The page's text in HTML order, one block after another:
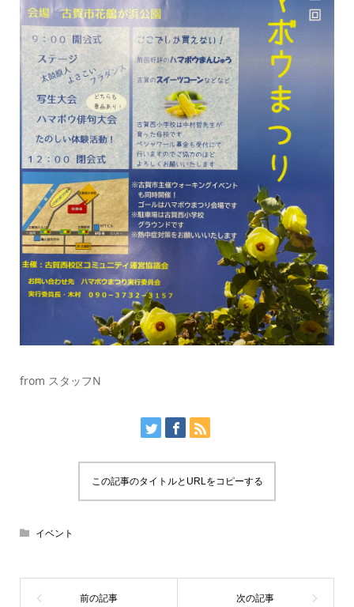
from スタッフN
この記事のタイトルとURLをコピーする
イベント